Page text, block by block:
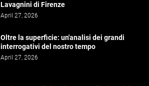
Lavagnini di Firenze
April 27, 2026
Oltre la superficie: un'analisi dei grandi
interrogativi del nostro tempo
April 27, 2026